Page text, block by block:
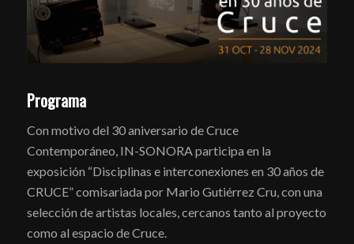
Programa
Con motivo del 30 aniversario de Cruce
Contemporáneo, IN-SONORA participa en la
exposición “Disciplinas e interconexiones en 30 años de
CRUCE” comisariada por Mario Gutiérrez Cru, con una
selección de artistas locales, cercanos tanto al proyecto
como al espacio de Cruce.